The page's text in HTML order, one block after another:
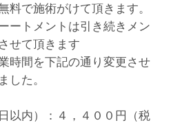
料で施術がけて頂きます。
ートメントは引き続きメン
せて頂きます
時間を下記の通り変更させ
した。
以内）：４，４００円（税